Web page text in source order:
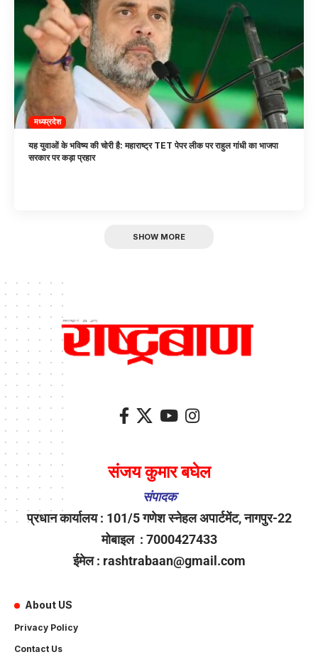
मध्यप्रदेश
यह युवाओं के भविष्य की चोरी है: महाराष्ट्र TET पेपर लीक पर राहुल गांधी का भाजपा
सरकार पर कड़ा प्रहार
SHOW MORE
संजय कुमार बघेल
संपादक
प्रधान कार्यालय : 101/5 गणेश स्नेहल अपार्टमेंट, नागपुर-22
मोबाइल : 7000427433
ईमेल : rashtrabaan@gmail.com
About US
Privacy Policy
Contact Us